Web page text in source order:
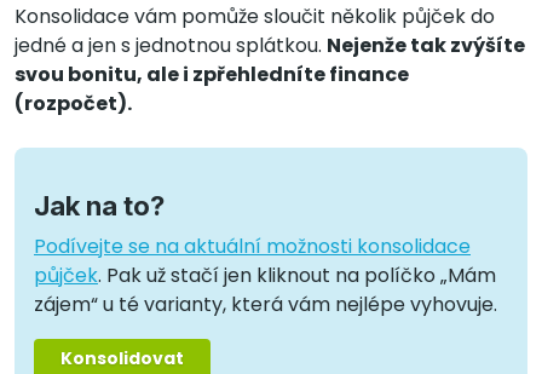
Konsolidace vám pomůže sloučit několik půjček do
jedné a jen s jednotnou splátkou. Nejenže tak zvýšíte
svou bonitu, ale i zpřehledníte finance
(rozpočet).
Jak na to?
Podívejte se na aktuální možnosti konsolidace
půjček. Pak už stačí jen kliknout na políčko „Mám
zájem“ u té varianty, která vám nejlépe vyhovuje.
Konsolidovat